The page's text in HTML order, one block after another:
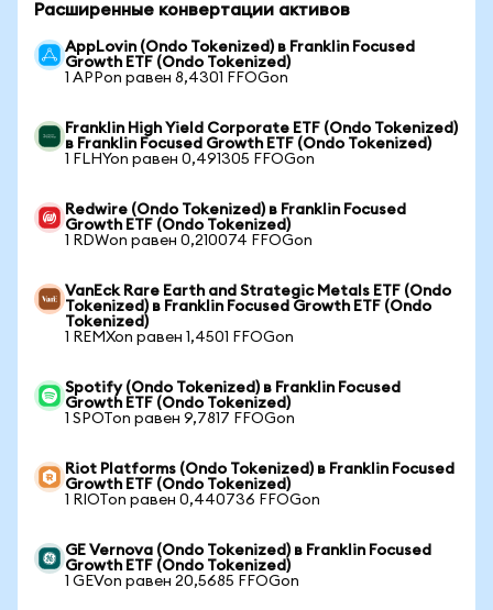
Расширенные конвертации активов
AppLovin (Ondo Tokenized) в Franklin Focused
Growth ETF (Ondo Tokenized)
1 APPon равен 8,4301 FFOGon
Franklin High Yield Corporate ETF (Ondo Tokenized)
в Franklin Focused Growth ETF (Ondo Tokenized)
1 FLHYon равен 0,491305 FFOGon
Redwire (Ondo Tokenized) в Franklin Focused
Growth ETF (Ondo Tokenized)
1 RDWon равен 0,210074 FFOGon
VanEck Rare Earth and Strategic Metals ETF (Ondo
Tokenized) в Franklin Focused Growth ETF (Ondo
Tokenized)
1 REMXon равен 1,4501 FFOGon
Spotify (Ondo Tokenized) в Franklin Focused
Growth ETF (Ondo Tokenized)
1 SPOTon равен 9,7817 FFOGon
Riot Platforms (Ondo Tokenized) в Franklin Focused
Growth ETF (Ondo Tokenized)
1 RIOTon равен 0,440736 FFOGon
GE Vernova (Ondo Tokenized) в Franklin Focused
Growth ETF (Ondo Tokenized)
1 GEVon равен 20,5685 FFOGon